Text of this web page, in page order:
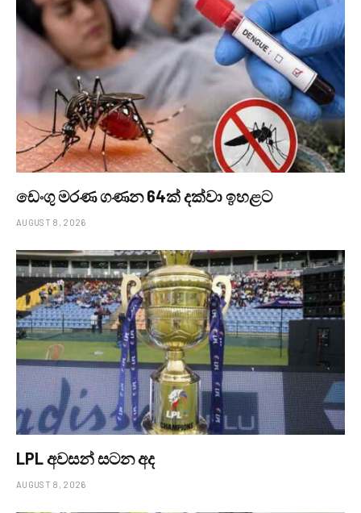
ඩෙංගු මරණ ගණන 64ක් දක්වා ඉහළට
AUGUST 8, 2026
LPL අවසන් සටන අද
AUGUST 8, 2026